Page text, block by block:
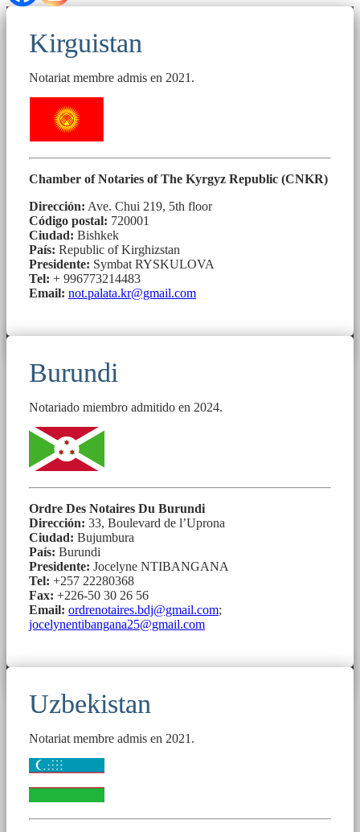
Kirguistan
Notariat membre admis en 2021.
Chamber of Notaries of The Kyrgyz Republic (CNKR)
Dirección: Ave. Chui 219, 5th floor
Código postal: 720001
Ciudad: Bishkek
País: Republic of Kirghizstan
Presidente: Symbat RYSKULOVA
Tel: + 996773214483
Email: not.palata.kr@gmail.com
Burundi
Notariado miembro admitido en 2024.
Ordre Des Notaires Du Burundi
Dirección: 33, Boulevard de l’Uprona
Ciudad: Bujumbura
País: Burundi
Presidente: Jocelyne NTIBANGANA
Tel: +257 22280368
Fax: +226-50 30 26 56
Email: ordrenotaires.bdj@gmail.com;
jocelynentibangana25@gmail.com
Uzbekistan
Notariat membre admis en 2021.